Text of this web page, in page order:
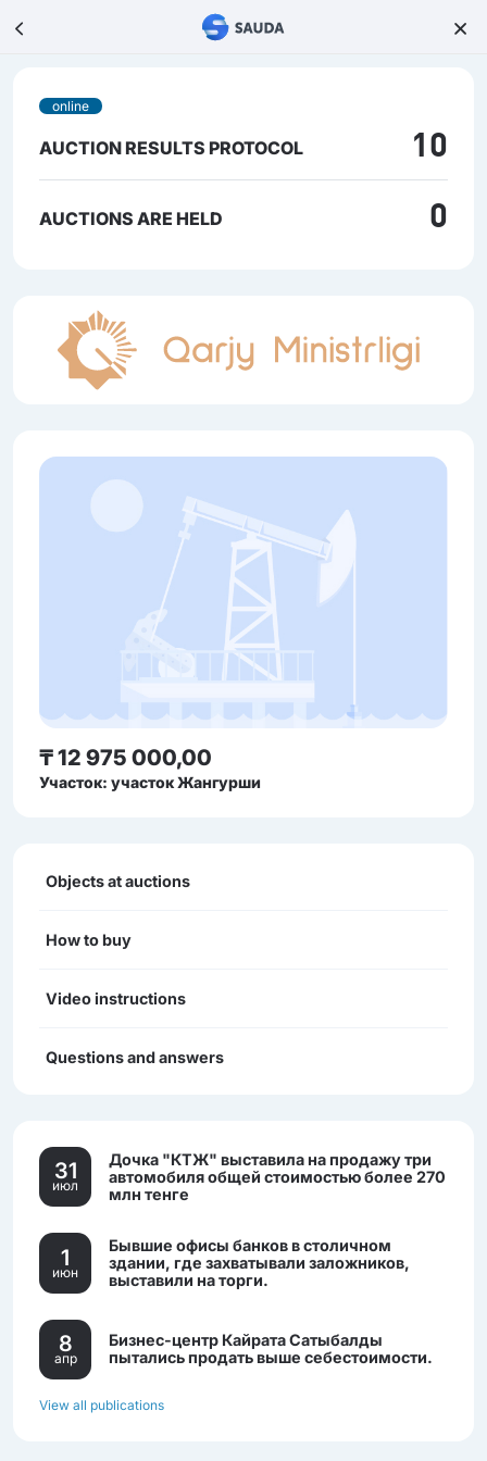
online
AUCTION RESULTS PROTOCOL 10
AUCTIONS ARE HELD 0
₸ 12 975 000,00
Участок: участок Жангурши
Objects at auctions
How to buy
Video instructions
Questions and answers
31
июл
Дочка "КТЖ" выставила на продажу три
автомобиля общей стоимостью более 270
млн тенге
1
июн
Бывшие офисы банков в столичном
здании, где захватывали заложников,
выставили на торги.
8
апр
Бизнес-центр Кайрата Сатыбалды
пытались продать выше себестоимости.
View all publications